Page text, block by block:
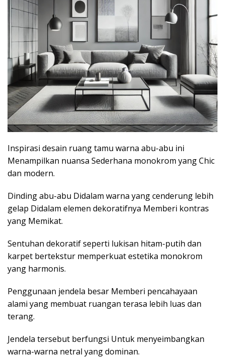
Inspirasi desain ruang tamu warna abu-abu ini
Menampilkan nuansa Sederhana monokrom yang Chic
dan modern.
Dinding abu-abu Didalam warna yang cenderung lebih
gelap Didalam elemen dekoratifnya Memberi kontras
yang Memikat.
Sentuhan dekoratif seperti lukisan hitam-putih dan
karpet bertekstur memperkuat estetika monokrom
yang harmonis.
Penggunaan jendela besar Memberi pencahayaan
alami yang membuat ruangan terasa lebih luas dan
terang.
Jendela tersebut berfungsi Untuk menyeimbangkan
warna-warna netral yang dominan.